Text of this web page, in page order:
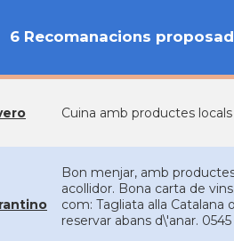
6 Recomanacions
Cuina amb productes
Bon menjar, amb
acollidor. Bona carta de
com: Tagliata alla Catalana
reservar abans d\'anar. 0545